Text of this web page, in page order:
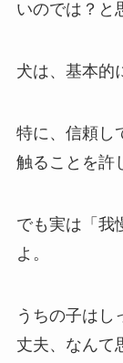
いのでは？と
犬は、基本的
特に、信頼し
触ることを許
でも実は「我
よ。
うちの子はし
丈夫、なんて